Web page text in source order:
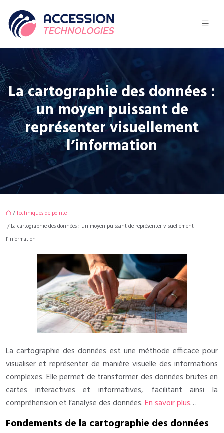
La cartographie des données :
un moyen puissant de
représenter visuellement
l’information
/Techniques de pointe
/ La cartographie des données : un moyen puissant de représenter visuellement
l’information
La cartographie des données est une méthode efficace pour
visualiser et représenter de manière visuelle des informations
complexes. Elle permet de transformer des données brutes en
cartes interactives et informatives, facilitant ainsi la
compréhension et l’analyse des données.En savoir plus…
Fondements de la cartographie des données